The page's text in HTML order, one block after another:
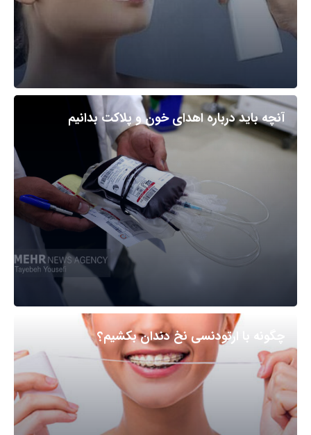
آنچه باید درباره اهدای خون و پلاکت بدانیم
چگونه با ارتودنسی نخ دندان بکشیم؟